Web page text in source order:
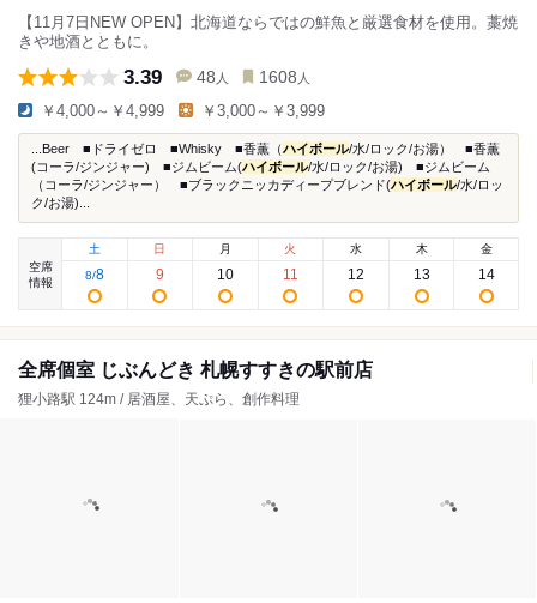
【11月7日NEW OPEN】北海道ならではの鮮魚と厳選食材を使用。藁焼
きや地酒とともに。
3.39 48 人 1608 人
￥4,000～￥4,999 ￥3,000～￥3,999
...Beer ■ドライゼロ ■Whisky ■香薫（ハイボール/水/ロック/お湯） ■香薫
(コーラ/ジンジャー) ■ジムビーム(ハイボール/水/ロック/お湯) ■ジムビーム
（コーラ/ジンジャー） ■ブラックニッカディープブレンド(ハイボール/水/ロッ
ク/お湯)...
空席
情報
土
8/8
日
9
月
10
火
11
水
12
木
13
金
14
全席個室 じぶんどき 札幌すすきの駅前店
狸小路駅 124m / 居酒屋、天ぷら、創作料理